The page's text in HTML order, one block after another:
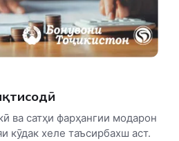
ва сатҳи фарҳангии модарон
кӯдак хеле таъсирбахш аст.